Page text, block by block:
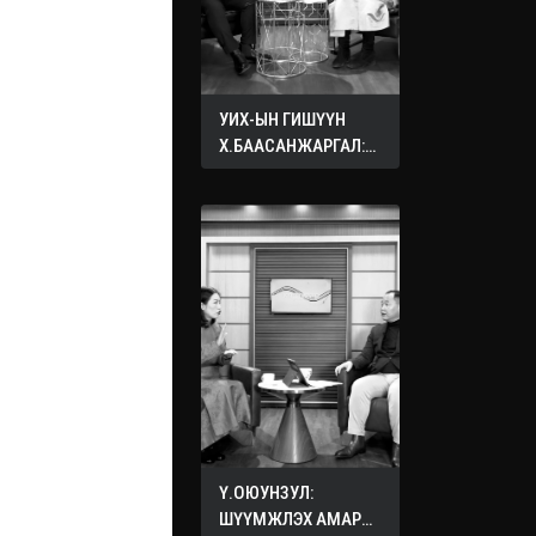
УИХ-ЫН ГИШҮҮН
Х.БААСАНЖАРГАЛ:
ӨӨРИЙНХӨӨ ХҮҮХДЭД
САЙХАН ЗҮЙЛЭЭ
БУСДЫН ХҮҮХДЭД
ХҮСЭЭРЭЙ
Ү.ОЮУНЗУЛ:
ШҮҮМЖЛЭХ АМАР